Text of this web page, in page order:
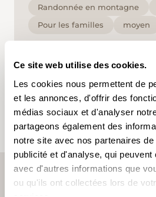
Ce site web utilise des cookies.
Les cookies nous permettent de
et les annonces, d'offrir des
médias sociaux et d'analyser
partageons également des
notre site avec nos partenaires
publicité et d'analyse, qui
avec d'autres informations que
ou qu'ils ont collectées lors de
Randonnée en montagne
Pour les familles
moyen
votre compte d'utilisateur et
peuvent être enregistrés que
d'utilisateur.